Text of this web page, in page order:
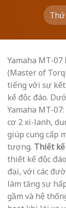
Yamaha MT-
(Master of
tiếng với sự
kế độc đáo.
Yamaha MT-07:
cơ 2 xi-lanh,
giúp cung cấp
tượng. Thiết
thiết kế độc
đại, với các
làm tăng sự
gầm và hệ